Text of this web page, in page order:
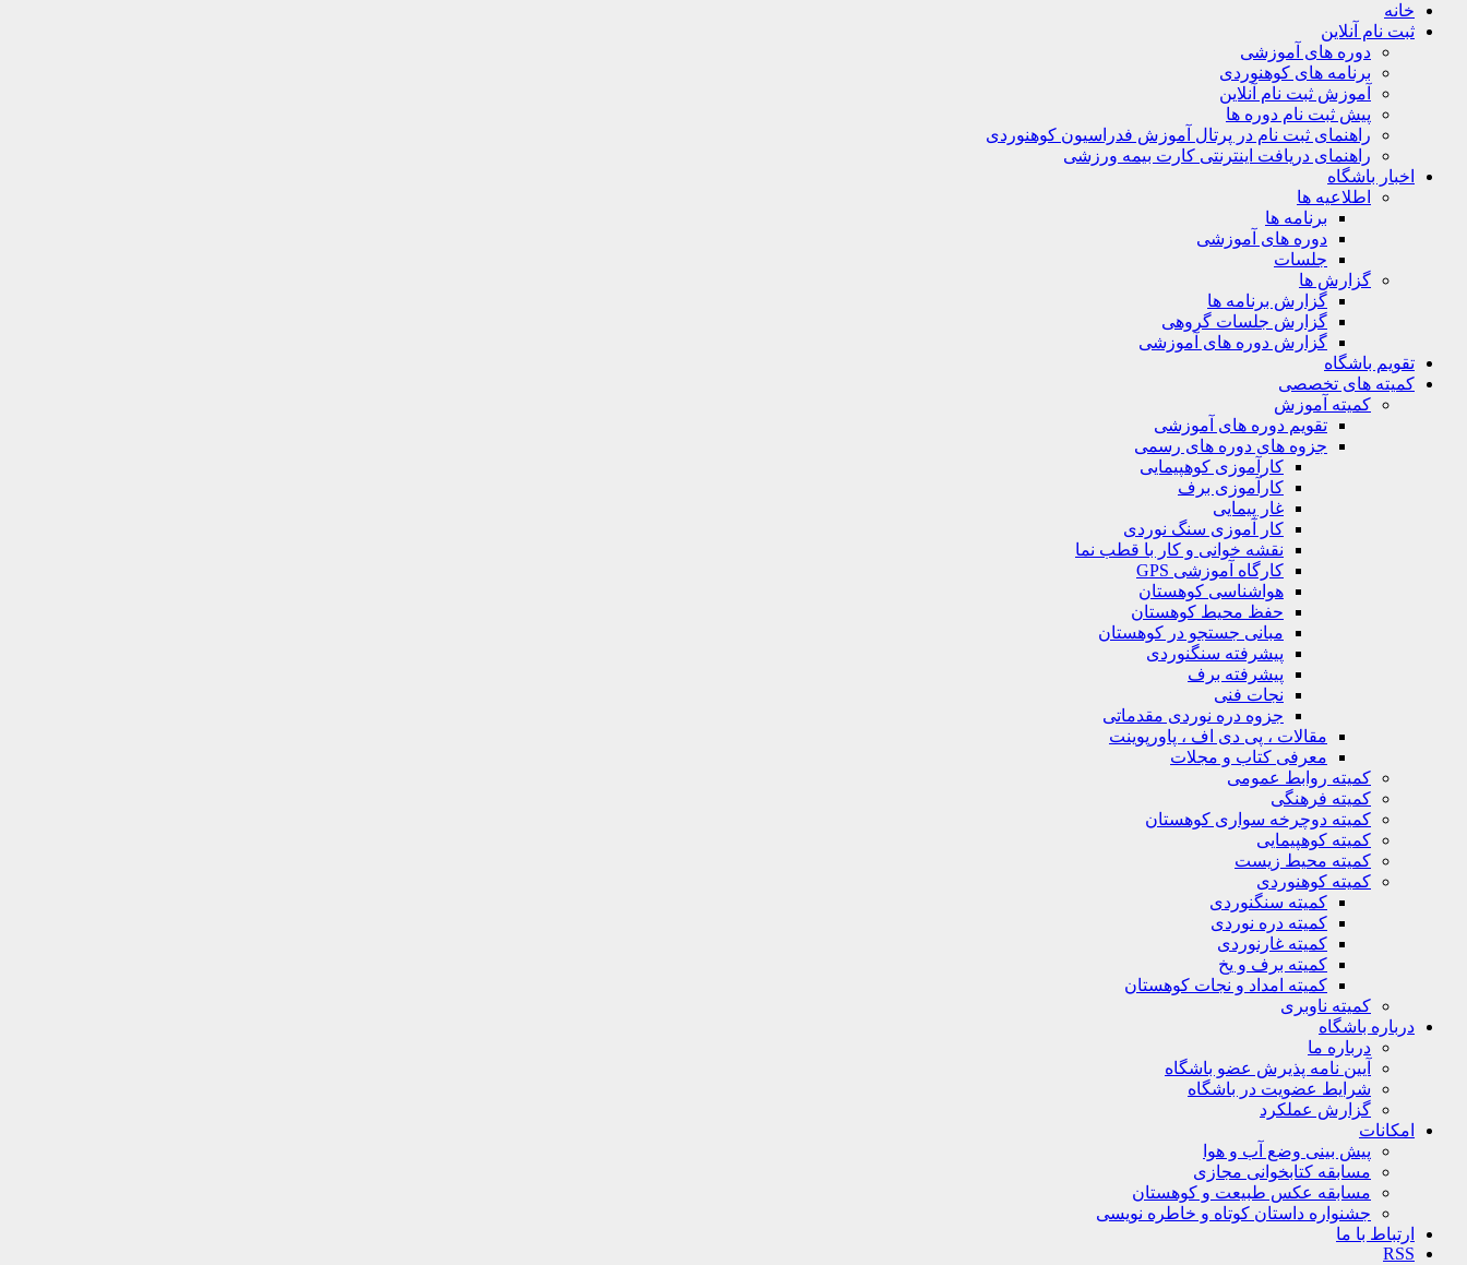
خانه
ثبت نام آنلاین
دوره های آموزشی
برنامه های کوهنوردی
آموزش ثبت نام آنلاین
پیش ثبت نام دوره ها
راهنمای ثبت نام در پرتال آموزش فدراسیون کوهنوردی
راهنمای دریافت اینترنتی کارت بیمه ورزشی
اخبار باشگاه
اطلاعیه ها
برنامه ها
دوره های آموزشی
جلسات
گزارش ها
گزارش برنامه ها
گزارش جلسات گروهی
گزارش دوره های آموزشی
تقویم باشگاه
کمیته های تخصصی
کمیته آموزش
تقویم دوره های آموزشی
جزوه های دوره های رسمی
کارآموزی کوهپیمایی
کارآموزی برف
غار پیمایی
کار آموزی سنگ نوردی
نقشه خوانی و کار با قطب نما
کارگاه آموزشی GPS
هواشناسی کوهستان
حفظ محیط کوهستان
مبانی جستجو در کوهستان
پیشرفته سنگنوردی
پیشرفته برف
نجات فنی
جزوه دره نوردی مقدماتی
مقالات ، پی دی اف ، پاورپوینت
معرفی کتاب و مجلات
کمیته روابط عمومی
کمیته فرهنگی
کمیته دوچرخه سواری کوهستان
کمیته کوهپیمایی
کمیته محیط زیست
کمیته کوهنوردی
کمیته سنگنوردی
کمیته دره نوردی
کمیته غارنوردی
کمیته برف و یخ
کمیته امداد و نجات کوهستان
کمیته ناوبری
درباره باشگاه
درباره ما
آیین نامه پذیرش عضو باشگاه
شرایط عضویت در باشگاه
گزارش عملکرد
امکانات
پیش بینی وضع آب و هوا
مسابقه کتابخوانی مجازی
مسابقه عکس طبیعت و کوهستان
جشنواره داستان کوتاه و خاطره نویسی
ارتباط با ما
RSS